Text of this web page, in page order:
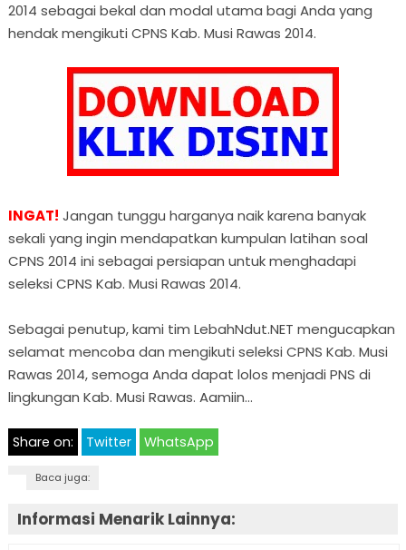
2014 sebagai bekal dan modal utama bagi Anda yang
hendak mengikuti CPNS Kab. Musi Rawas 2014.
INGAT! Jangan tunggu harganya naik karena banyak
sekali yang ingin mendapatkan kumpulan latihan soal
CPNS 2014 ini sebagai persiapan untuk menghadapi
seleksi CPNS Kab. Musi Rawas 2014.
Sebagai penutup, kami tim LebahNdut.NET mengucapkan
selamat mencoba dan mengikuti seleksi CPNS Kab. Musi
Rawas 2014, semoga Anda dapat lolos menjadi PNS di
lingkungan Kab. Musi Rawas. Aamiin…
Share on: Twitter WhatsApp
Baca juga:
Informasi Menarik Lainnya: